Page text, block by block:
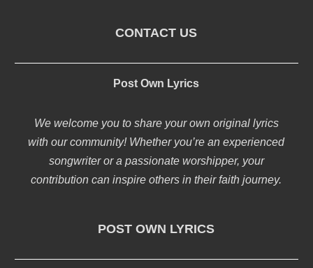
CONTACT US
Post Own Lyrics
We welcome you to share your own original lyrics
with our community! Whether you’re an experienced
songwriter or a passionate worshipper, your
contribution can inspire others in their faith journey.
POST OWN LYRICS